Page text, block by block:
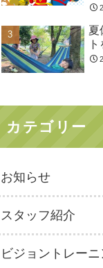
デ
夏
カテゴリー
お知らせ
スタッフ紹介
ビジョントレー